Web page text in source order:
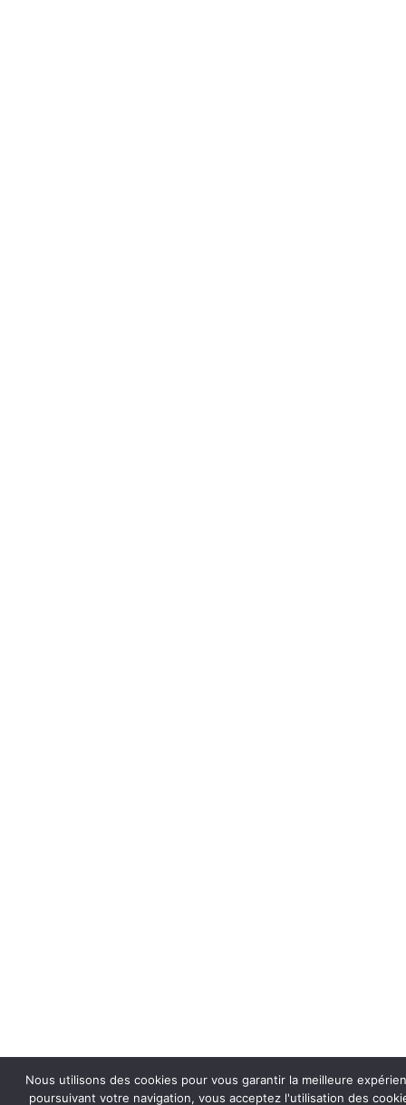
Nous utilisons des cookies pour vous garantir la meilleure
poursuivant votre navigation, vous acceptez l'utilisation des